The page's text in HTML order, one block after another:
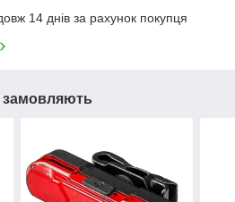
14 днів за рахунок покупця
замовляють